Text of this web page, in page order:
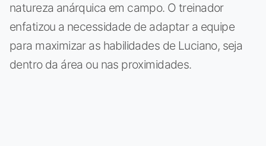
natureza anárquica em campo. O treinador
enfatizou a necessidade de adaptar a equipe
para maximizar as habilidades de Luciano, seja
dentro da área ou nas proximidades.